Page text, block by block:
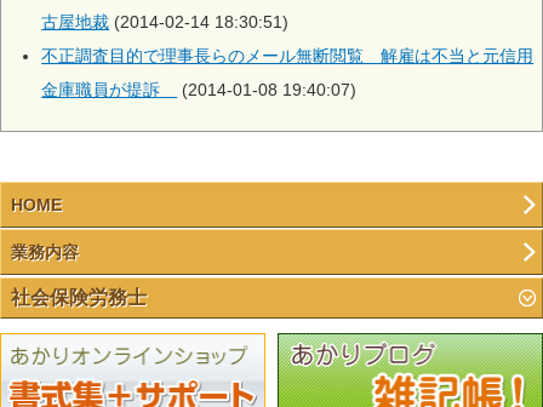
古屋地裁 (2014-02-14 18:30:51)
不正調査目的で理事長らのメール無断閲覧 解雇は不当と元信用
金庫職員が提訴
(2014-01-08 19:40:07)
HOME
業務内容
社会保険労務士